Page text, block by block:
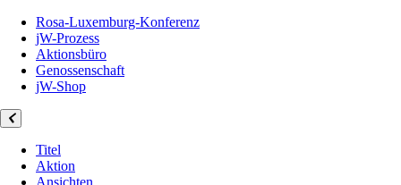
Rosa-Luxemburg-Konferenz
jW-Prozess
Aktionsbüro
Genossenschaft
jW-Shop
Titel
Aktion
Ansichten